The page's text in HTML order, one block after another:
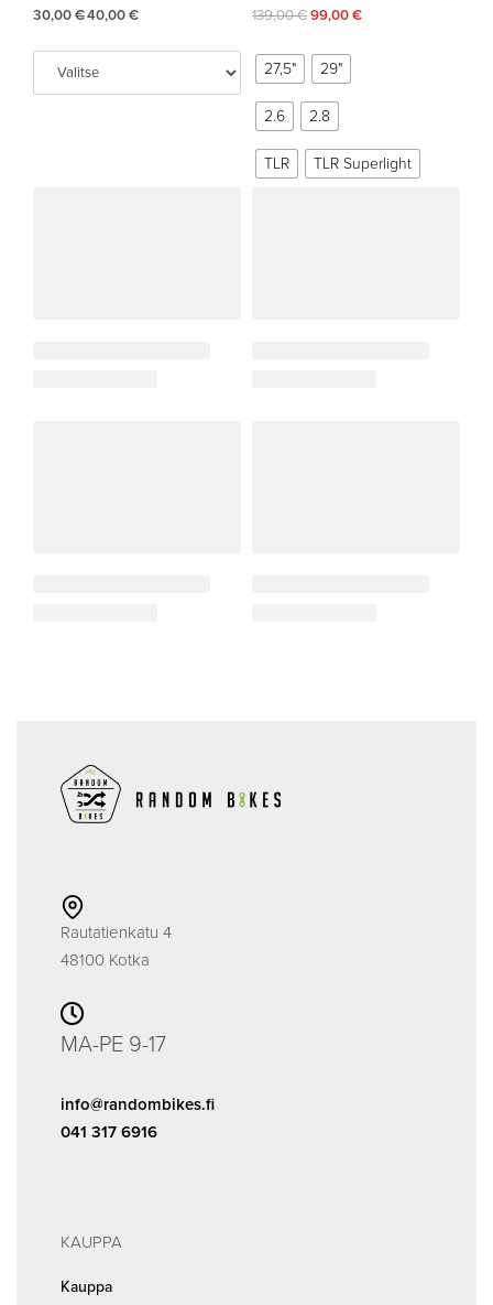
30,00€40,00€ 139,00€99,00€
27,5" 29"
2.6 2.8
TLR TLR Superlight
Rautatienkatu 4
48100 Kotka
MA-PE 9-17
info@randombikes.fi
041 317 6916
KAUPPA
Kauppa